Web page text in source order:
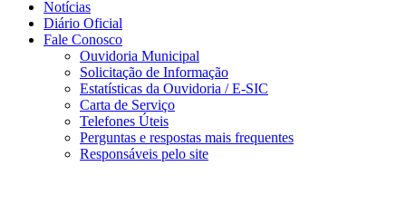
Notícias
Diário Oficial
Fale Conosco
Ouvidoria Municipal
Solicitação de Informação
Estatísticas da Ouvidoria / E-SIC
Carta de Serviço
Telefones Úteis
Perguntas e respostas mais frequentes
Responsáveis pelo site